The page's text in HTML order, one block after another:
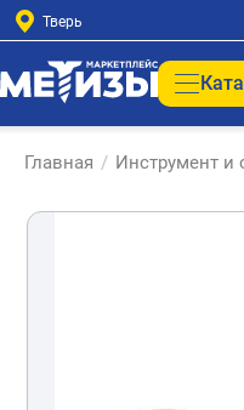
Тверь
Главная / Инструмент и